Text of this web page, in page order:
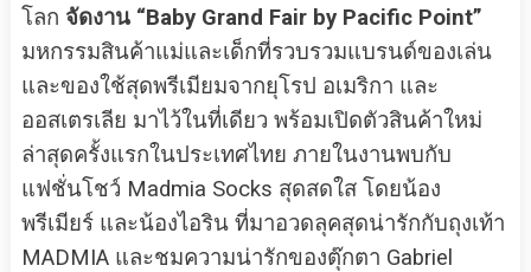
โลก จัดงาน “Baby Grand Fair by Pacific Point”
มหกรรมสินค้าแม่และเด็กที่รวบรวมแบรนด์ของเล่น
และของใช้สุดพรีเมียมจากยุโรป อเมริกา และ
ออสเตรเลีย มาไว้ในที่เดียว พร้อมเปิดตัวสินค้าใหม่
ล่าสุดครั้งแรกในประเทศไทย ภายในงานพบกับ
แฟชั่นโชว์ Madmia Socks สุดสดใส โดยน้อง
พรีเมียร์ และน้องไอริน ที่มาอวดลุคสุดน่ารักกับถุงเท้า
MADMIA และชมความน่ารักของตุ๊กตา Gabriel